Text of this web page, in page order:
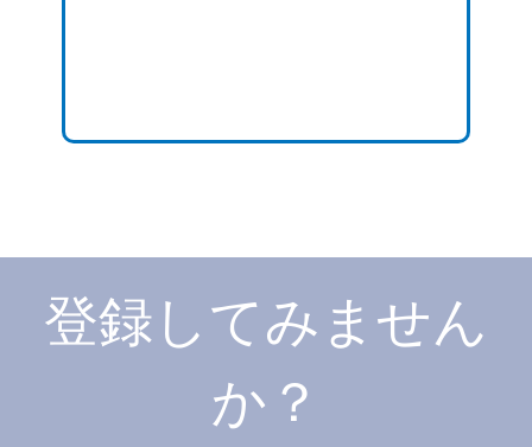
登録してみません
か？